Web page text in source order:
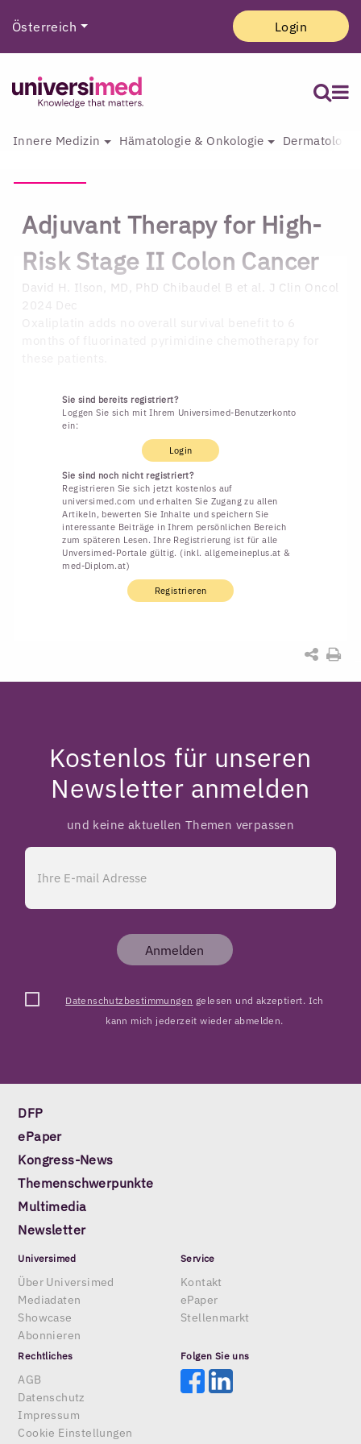
Österreich Login
Innere Medizin Hämatologie & Onkologie
Adjuvant Therapy for High-
Risk Stage II Colon Cancer
David H. Ilson, MD, PhD Chibaudel B et al. J Clin Oncol
2024 Dec
Sie sind bereits registriert?
Loggen Sie sich mit Ihrem Universimed-Benutzerkonto
ein:
Login
Sie sind noch nicht registriert?
Registrieren Sie sich jetzt kostenlos auf
universimed.com und erhalten Sie Zugang zu allen
Artikeln, bewerten Sie Inhalte und speichern Sie
interessante Beiträge in Ihrem persönlichen Bereich
zum späteren Lesen. Ihre Registrierung ist für alle
Unversimed-Portale gültig. (inkl. allgemeineplus.at &
med-Diplom.at)
Registrieren
Kostenlos für unseren
Newsletter anmelden
und keine aktuellen Themen verpassen
Anmelden
Datenschutzbestimmungen gelesen und akzeptiert. Ich
kann mich jederzeit wieder abmelden.
DFP
ePaper
Kongress-News
Themenschwerpunkte
Multimedia
Newsletter
Universimed
Über Universimed
Mediadaten
Showcase
Abonnieren
Service
Kontakt
ePaper
Stellenmarkt
Rechtliches
AGB
Datenschutz
Impressum
Cookie Einstellungen
Folgen Sie uns